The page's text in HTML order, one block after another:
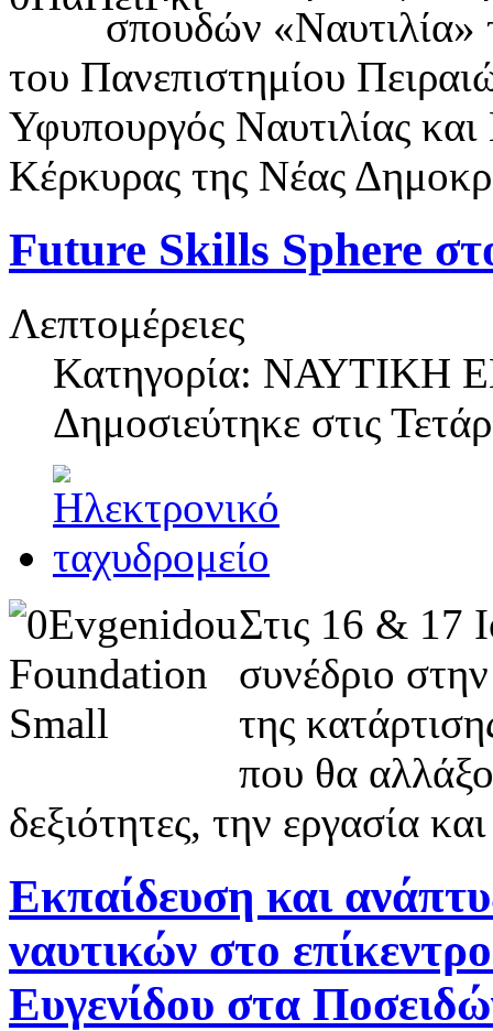
σπουδών
του Πανεπιστημίου
Υφυπουργός Ναυτιλίας
Κέρκυρας της Νέας
Future Skills Sphere
Λεπτομέρειες
Κατηγορία: ΝΑΥΤΙΚΗ
Δημοσιεύτηκε στις
Στις 16 & 17
συνέδριο
της
που θα
δεξιότητες, την εργασία
Εκπαίδευση και
ναυτικών στο
Ευγενίδου στα